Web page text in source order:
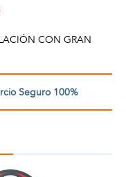
CON GRAN
Seguro 100%